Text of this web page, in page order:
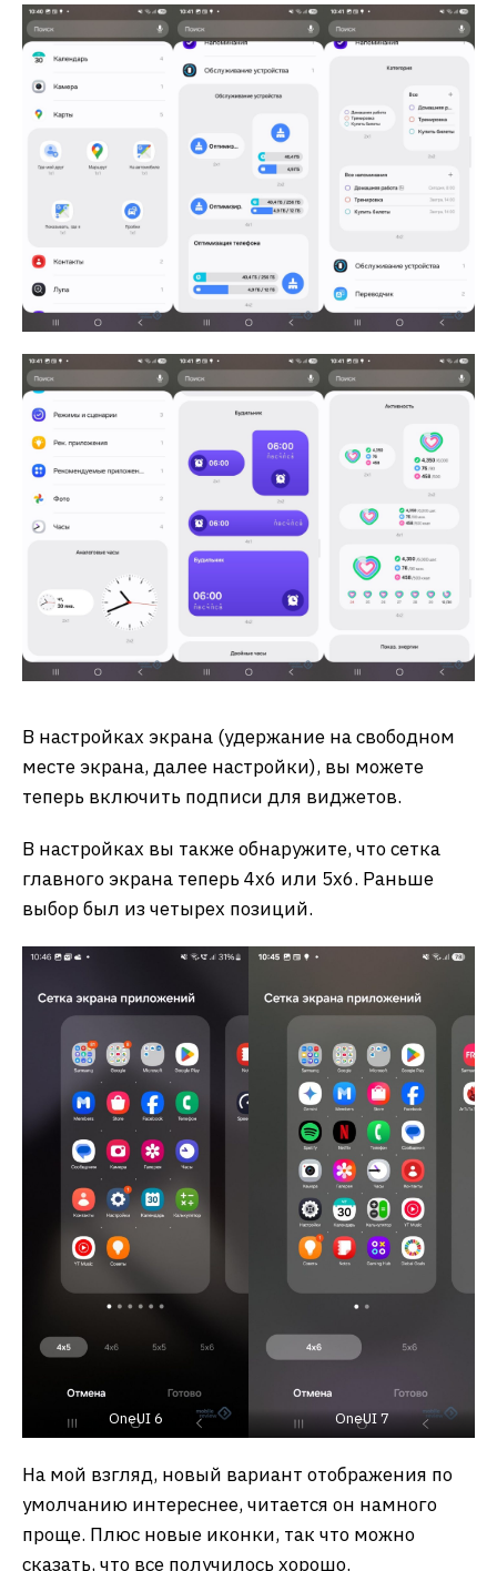
В настройках экрана (удержание на свободном
месте экрана, далее настройки), вы можете
теперь включить подписи для виджетов.
В настройках вы также обнаружите, что сетка
главного экрана теперь 4х6 или 5х6. Раньше
выбор был из четырех позиций.
OneUI 6 OneUI 7
На мой взгляд, новый вариант отображения по
умолчанию интереснее, читается он намного
проще. Плюс новые иконки, так что можно
сказать, что все получилось хорошо.